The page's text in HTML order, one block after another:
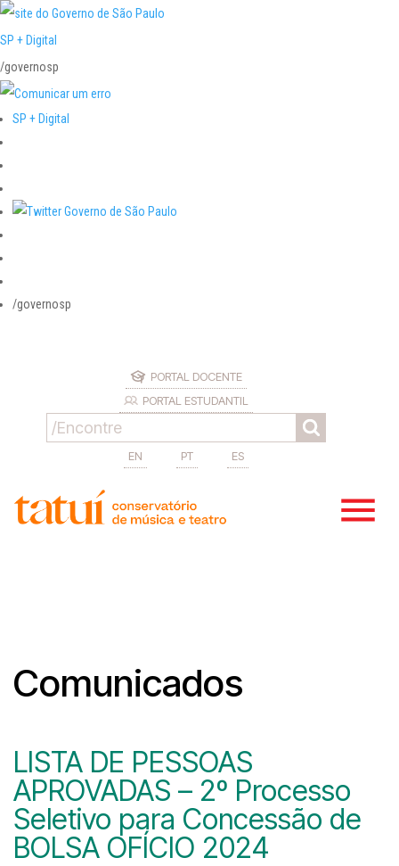
SP + Digital
/governosp
SP + Digital
/governosp
PORTAL DOCENTE
PORTAL ESTUDANTIL
EN PT ES
Comunicados
LISTA DE PESSOAS
APROVADAS – 2º Processo
Seletivo para Concessão de
BOLSA OFÍCIO 2024